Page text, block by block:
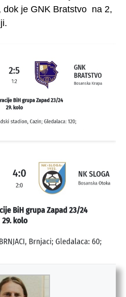
dok je GNK Bratstvo na 2,